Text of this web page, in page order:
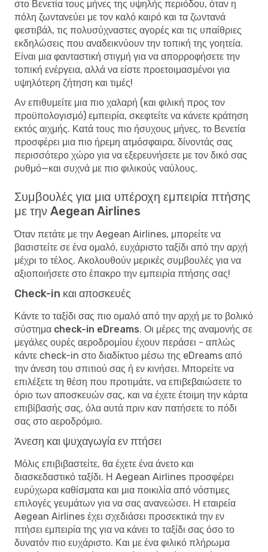
στο Βενετία τους μήνες της υψηλής περιόδου, όταν η
πόλη ζωντανεύει με τον καλό καιρό και τα ζωντανά
φεστιβάλ, τις πολυσύχναστες αγορές και τις υπαίθριες
εκδηλώσεις που αναδεικνύουν την τοπική της γοητεία.
Είναι μια φανταστική στιγμή για να απορροφήσετε την
τοπική ενέργεια, αλλά να είστε προετοιμασμένοι για
υψηλότερη ζήτηση και τιμές!
Αν επιθυμείτε μια πιο χαλαρή (και φιλική προς τον
προϋπολογισμό) εμπειρία, σκεφτείτε να κάνετε κράτηση
εκτός αιχμής. Κατά τους πιο ήσυχους μήνες, το Βενετία
προσφέρει μια πιο ήρεμη ατμόσφαιρα, δίνοντάς σας
περισσότερο χώρο για να εξερευνήσετε με τον δικό σας
ρυθμό—και συχνά με πιο φιλικούς ναύλους.
Συμβουλές για μια υπέροχη εμπειρία πτήσης
με την Aegean Airlines
Όταν πετάτε με την Aegean Airlines, μπορείτε να
βασιστείτε σε ένα ομαλό, ευχάριστο ταξίδι από την αρχή
μέχρι το τέλος. Ακολουθούν μερικές συμβουλές για να
αξιοποιήσετε στο έπακρο την εμπειρία πτήσης σας!
Check-in και αποσκευές
Κάντε το ταξίδι σας πιο ομαλό από την αρχή με το βολικό
σύστημα check-in eDreams. Οι μέρες της αναμονής σε
μεγάλες ουρές αεροδρομίου έχουν περάσει - απλώς
κάντε check-in στο διαδίκτυο μέσω της eDreams από
την άνεση του σπιτιού σας ή εν κινήσει. Μπορείτε να
επιλέξετε τη θέση που προτιμάτε, να επιβεβαιώσετε το
όριο των αποσκευών σας, και να έχετε έτοιμη την κάρτα
επιβίβασής σας, όλα αυτά πριν καν πατήσετε το πόδι
σας στο αεροδρόμιο.
Άνεση και ψυχαγωγία εν πτήσει
Μόλις επιβιβαστείτε, θα έχετε ένα άνετο και
διασκεδαστικό ταξίδι. Η Aegean Airlines προσφέρει
ευρύχωρα καθίσματα και μια ποικιλία από νόστιμες
επιλογές γευμάτων για να σας ανανεώσει. Η εταιρεία
Aegean Airlines έχει σχεδιάσει προσεκτικά την εν
πτήσει εμπειρία της για να κάνει το ταξίδι σας όσο το
δυνατόν πιο ευχάριστο. Και με ένα φιλικό πλήρωμα